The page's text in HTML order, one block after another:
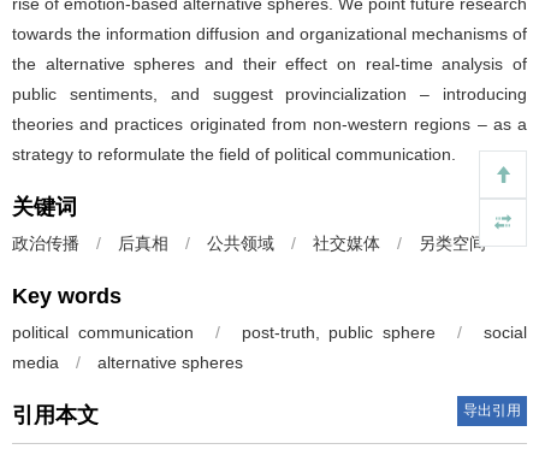
towards the information diffusion and organizational mechanisms of
the alternative spheres and their effect on real-time analysis of
public sentiments, and suggest provincialization – introducing
theories and practices originated from non-western regions – as a
strategy to reformulate the field of political communication.
关键词
政治传播 / 后真相 / 公共领域 / 社交媒体 / 另类空间
Key words
political communication / post-truth, public sphere /
social
media
/ alternative spheres
引用本文 导出引用